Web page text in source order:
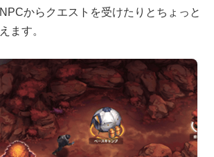
からクエストを受けたりとちょっと
ます。